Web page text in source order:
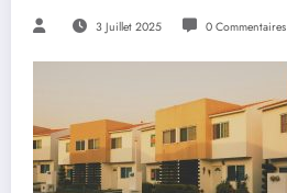
3 Juillet 2025 0 Commentaires